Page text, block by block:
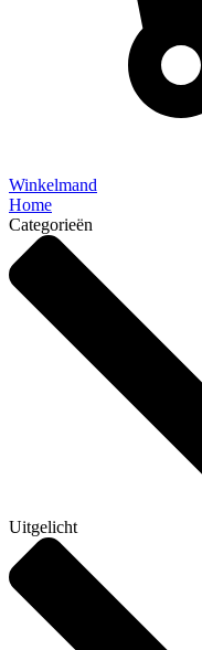
Winkelmand
Home
Categorieën
Uitgelicht